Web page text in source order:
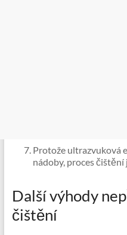
Protože ultrazvuková
nádoby, proces
Další výhody
čištění